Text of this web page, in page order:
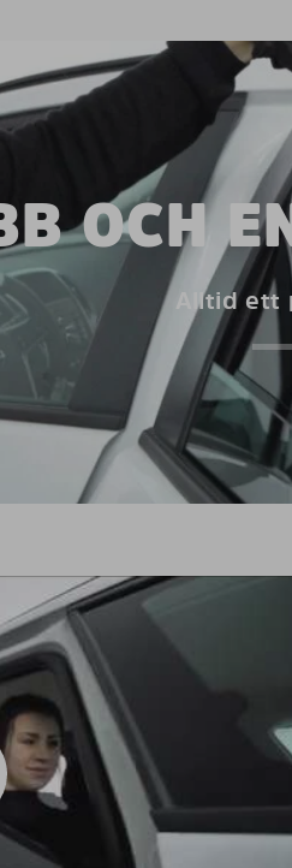
OCH
Alltid ett